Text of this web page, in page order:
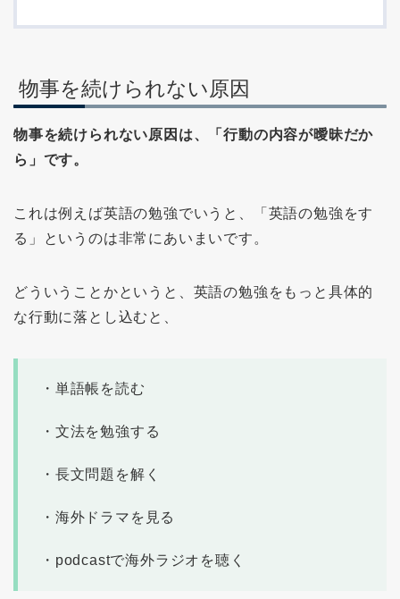
物事を続けられない原因
物事を続けられない原因は、「行動の内容が曖昧だか
ら」です。
これは例えば英語の勉強でいうと、「英語の勉強をす
る」というのは非常にあいまいです。
どういうことかというと、英語の勉強をもっと具体的
な行動に落とし込むと、
・単語帳を読む
・文法を勉強する
・長文問題を解く
・海外ドラマを見る
・podcastで海外ラジオを聴く